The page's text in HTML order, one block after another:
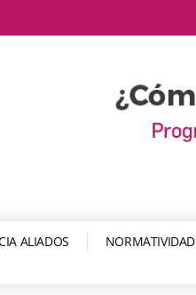
ALIADOS NORMATIVIDAD